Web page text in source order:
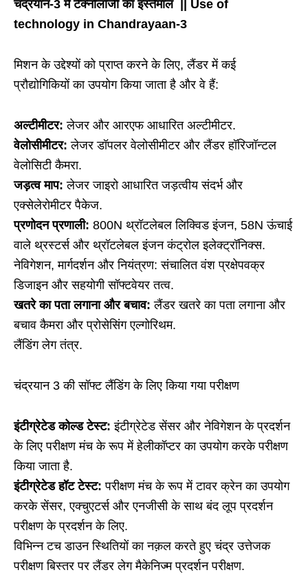
चंद्रयान-3 में टेक्नोलॉजी का इस्तेमाल || Use of
technology in Chandrayaan-3
मिशन के उद्देश्यों को प्राप्त करने के लिए, लैंडर में कई
प्रौद्योगिकियों का उपयोग किया जाता है और वे हैं:
अल्टीमीटर: लेजर और आरएफ आधारित अल्टीमीटर.
वेलोसीमीटर: लेजर डॉपलर वेलोसीमीटर और लैंडर हॉरिजॉन्टल
वेलोसिटी कैमरा.
जड़त्व माप: लेजर जाइरो आधारित जड़त्वीय संदर्भ और
एक्सेलेरोमीटर पैकेज.
प्रणोदन प्रणाली: 800N थ्रॉटलेबल लिक्विड इंजन, 58N ऊंचाई
वाले थ्रस्टर्स और थ्रॉटलेबल इंजन कंट्रोल इलेक्ट्रॉनिक्स.
नेविगेशन, मार्गदर्शन और नियंत्रण: संचालित वंश प्रक्षेपवक्र
डिजाइन और सहयोगी सॉफ्टवेयर तत्व.
खतरे का पता लगाना और बचाव: लैंडर खतरे का पता लगाना और
बचाव कैमरा और प्रोसेसिंग एल्गोरिथम.
लैंडिंग लेग तंत्र.
चंद्रयान 3 की सॉफ्ट लैंडिंग के लिए किया गया परीक्षण
इंटीग्रेटेड कोल्ड टेस्ट: इंटीग्रेटेड सेंसर और नेविगेशन के प्रदर्शन
के लिए परीक्षण मंच के रूप में हेलीकॉप्टर का उपयोग करके परीक्षण
किया जाता है.
इंटीग्रेटेड हॉट टेस्ट: परीक्षण मंच के रूप में टावर क्रेन का उपयोग
करके सेंसर, एक्चुएटर्स और एनजीसी के साथ बंद लूप प्रदर्शन
परीक्षण के प्रदर्शन के लिए.
विभिन्न टच डाउन स्थितियों का नक़ल करते हुए चंद्र उत्तेजक
परीक्षण बिस्तर पर लैंडर लेग मैकेनिज्म प्रदर्शन परीक्षण.